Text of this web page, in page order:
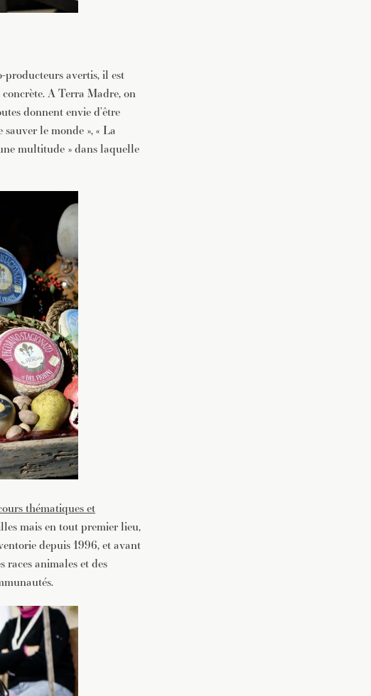
producteurs avertis, il est
A Terra Madre, on
donnent envie d’être
le monde », « La
multitude » dans laquelle
thématiques et
mais en tout premier lieu,
depuis 1996, et avant
races animales et des